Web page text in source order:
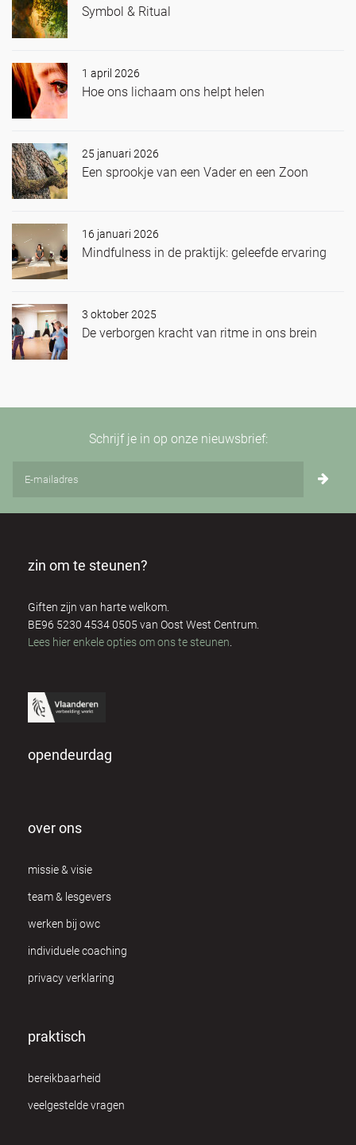
Symbol & Ritual
1 april 2026
Hoe ons lichaam ons helpt helen
25 januari 2026
Een sprookje van een Vader en een Zoon
16 januari 2026
Mindfulness in de praktijk: geleefde ervaring
3 oktober 2025
De verborgen kracht van ritme in ons brein
Schrijf je in op onze nieuwsbrief:
zin om te steunen?
Giften zijn van harte welkom.
BE96 5230 4534 0505 van Oost West Centrum.
Lees hier enkele opties om ons te steunen
opendeurdag
over ons
missie & visie
team & lesgevers
werken bij owc
individuele coaching
privacy verklaring
praktisch
bereikbaarheid
veelgestelde vragen